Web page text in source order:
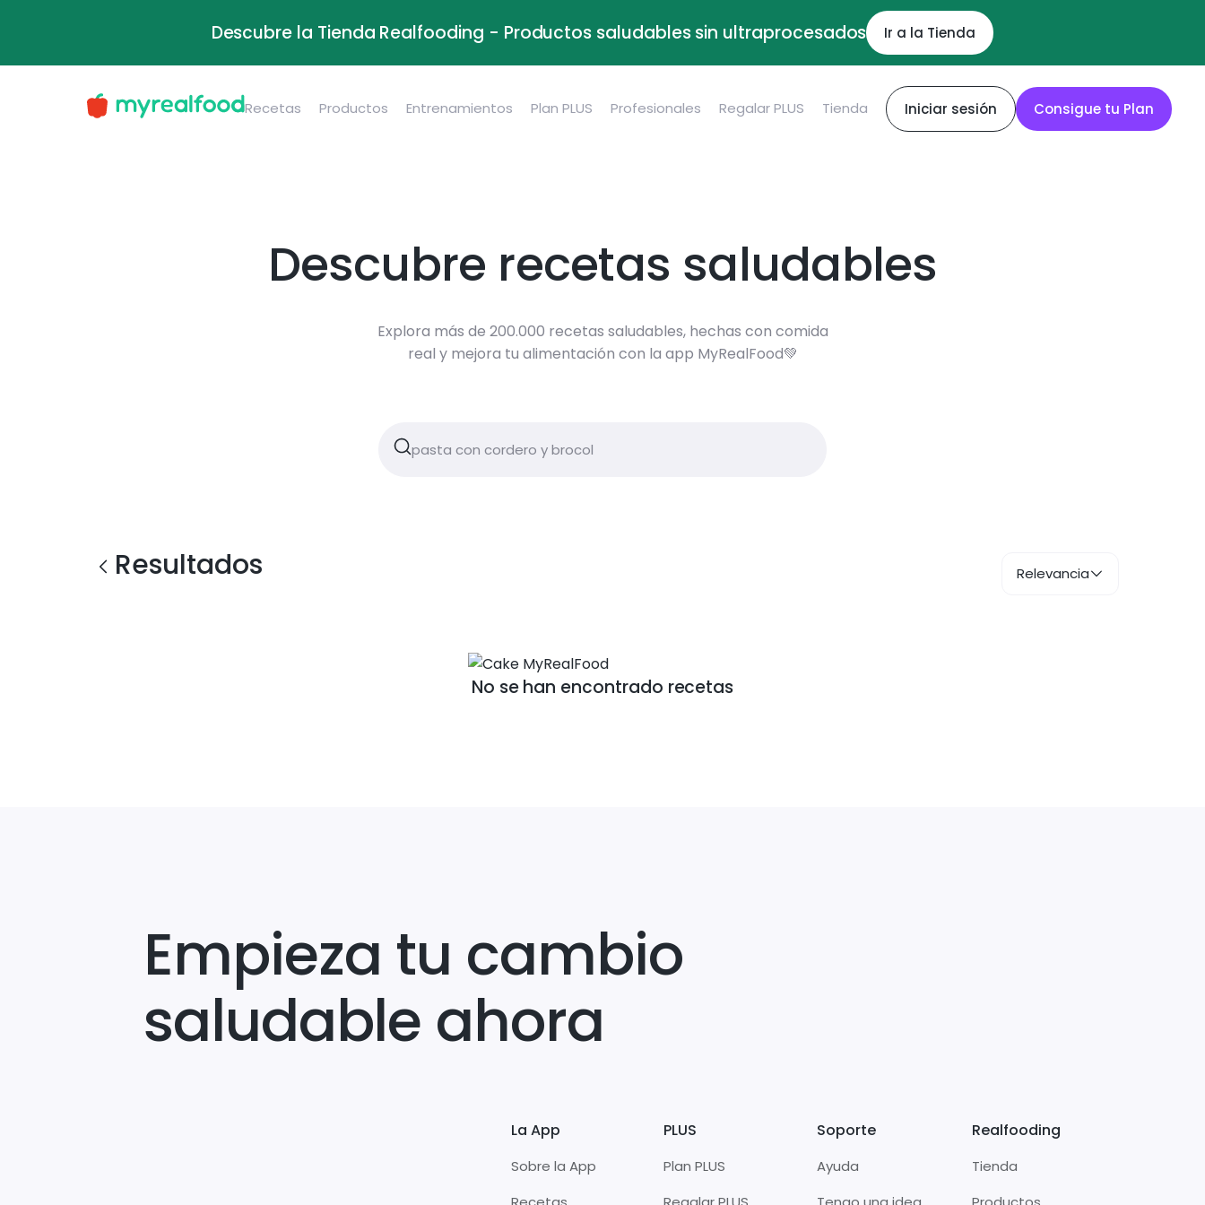
Descubre la Tienda Realfooding - Productos saludables sin ultraprocesados Ir a la Tienda
Recetas Productos Entrenamientos Plan PLUS Profesionales Regalar PLUS Tienda Iniciar sesión Consigue tu Plan
Descubre recetas saludables
Explora más de 200.000 recetas saludables, hechas con comida
real y mejora tu alimentación con la app MyRealFood💚
Resultados Relevancia
No se han encontrado recetas
Empieza tu cambio
saludable ahora
La App
Sobre la App
PLUS
Plan PLUS
Soporte
Ayuda
Realfooding
Tienda